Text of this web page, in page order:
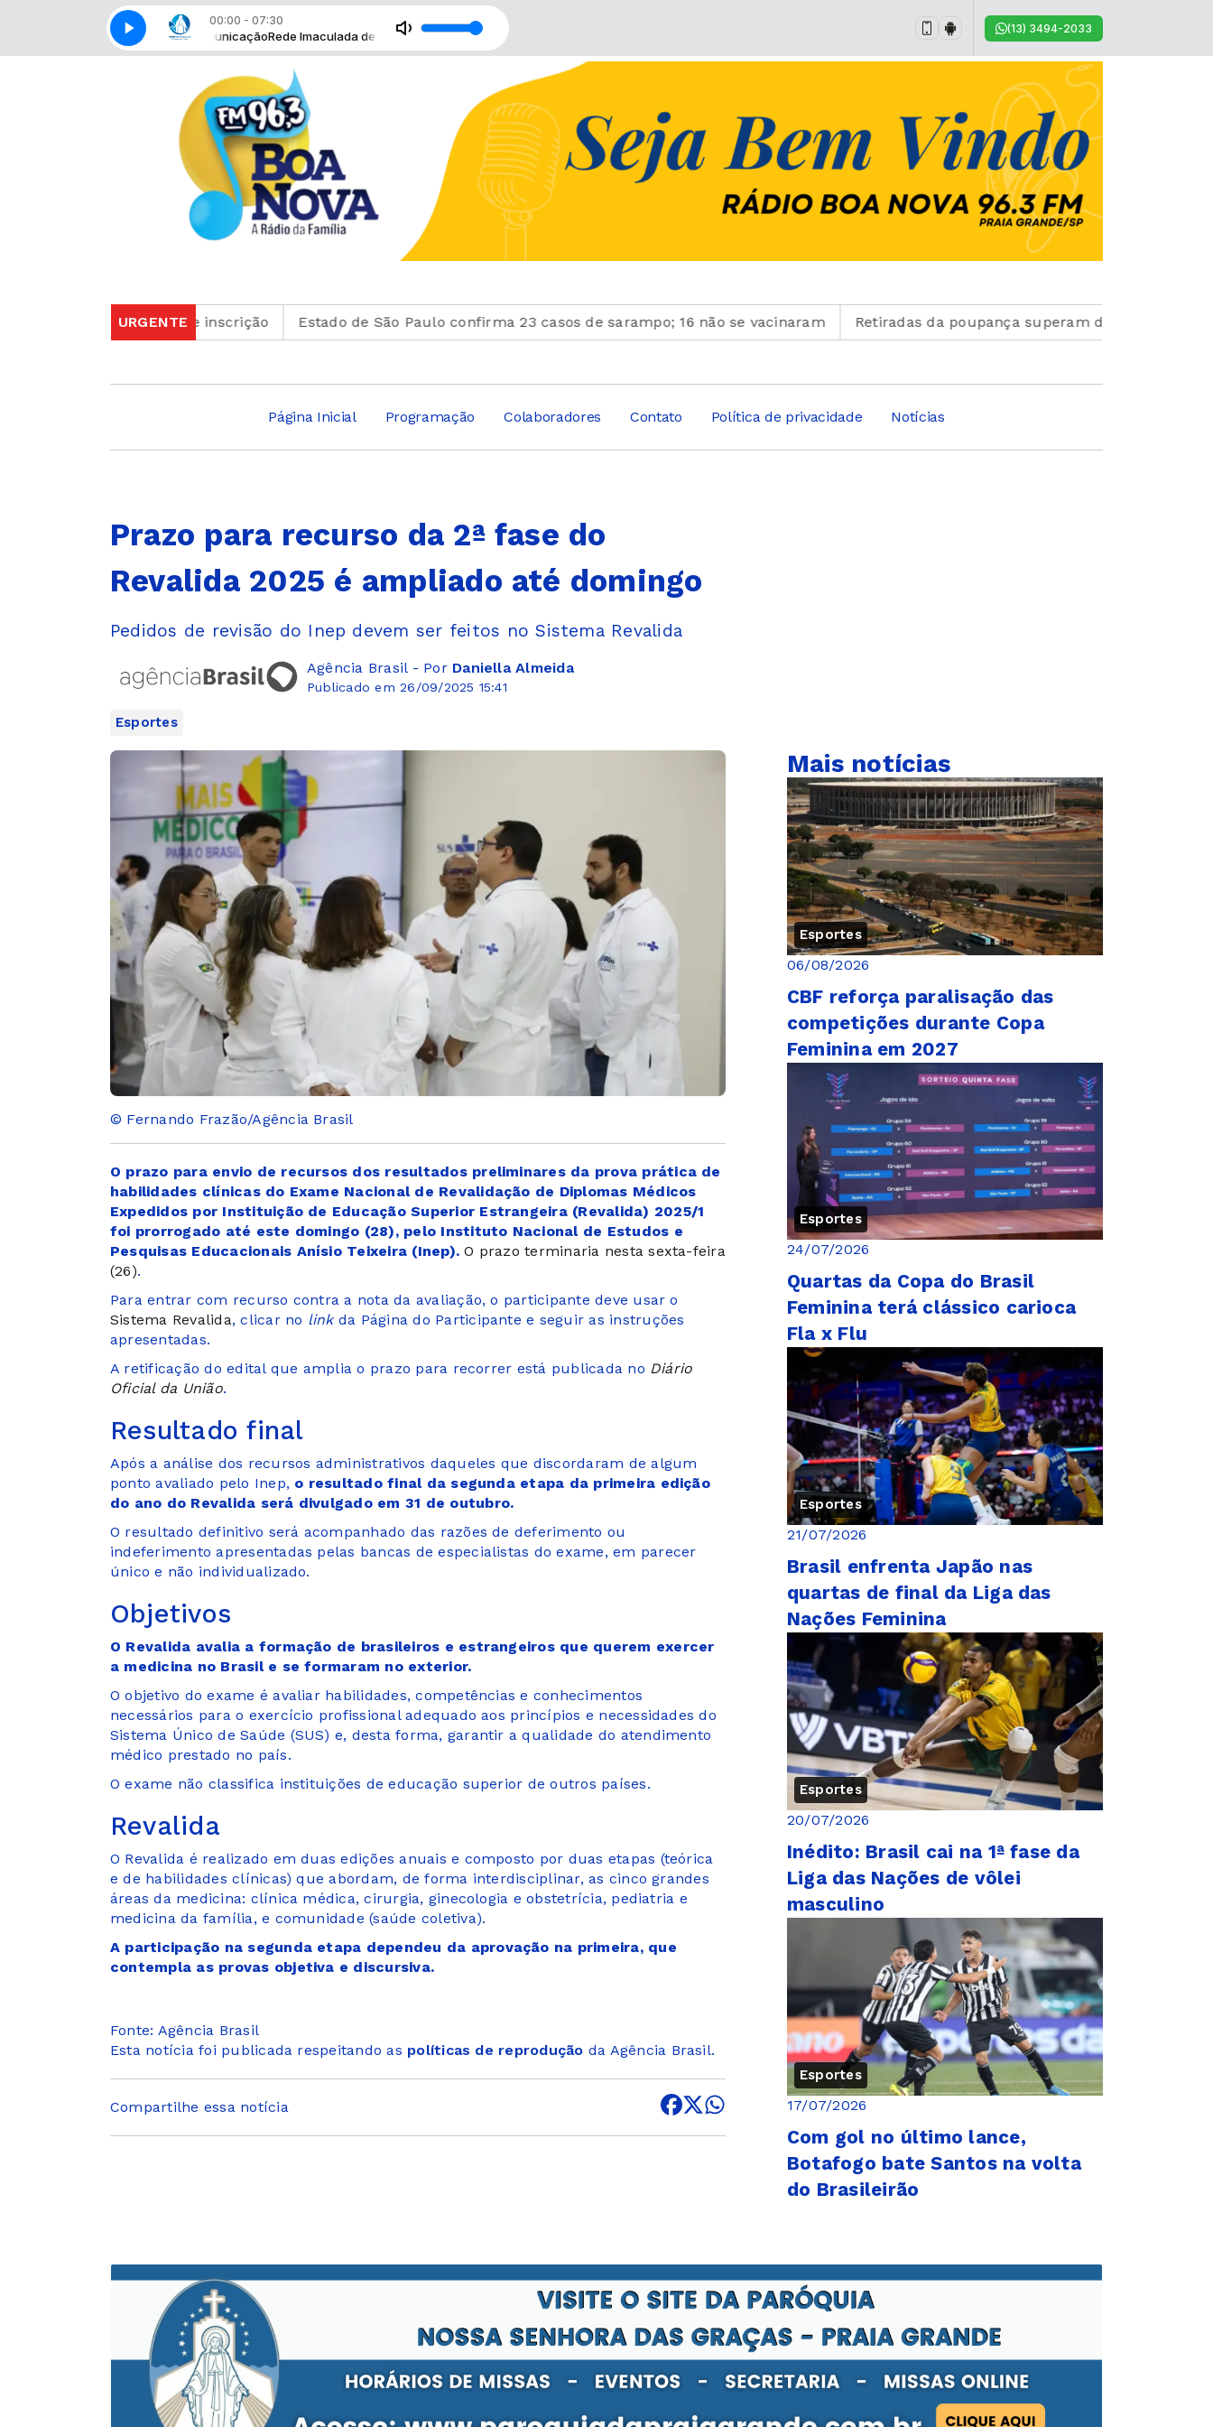
00:00 - 07:30
Imaculada de Comunicação Rede Imaculada de Comunicação - Retransmissão com Rede Imaculada de Comunicação
(13) 3494-2033
URGENTE
o cartão de inscrição Estado de São Paulo confirma 23 casos de sarampo; 16 não se vacinaram Retiradas da poupança superam depósitos em R$ 7,15
Página Inicial Programação Colaboradores Contato Política de privacidade Notícias
Prazo para recurso da 2ª fase do
Revalida 2025 é ampliado até domingo
Pedidos de revisão do Inep devem ser feitos no Sistema Revalida
Agência Brasil - Por Daniella Almeida
Publicado em 26/09/2025 15:41
Esportes
© Fernando Frazão/Agência Brasil
O prazo para envio de recursos dos resultados preliminares da prova prática de
habilidades clínicas do Exame Nacional de Revalidação de Diplomas Médicos
Expedidos por Instituição de Educação Superior Estrangeira (Revalida) 2025/1
foi prorrogado até este domingo (28), pelo Instituto Nacional de Estudos e
Pesquisas Educacionais Anísio Teixeira (Inep). O prazo terminaria nesta sexta-feira
(26).
Para entrar com recurso contra a nota da avaliação, o participante deve usar o
Sistema Revalida, clicar no linkda Página do Participante e seguir as instruções
apresentadas.
A retificação do edital que amplia o prazo para recorrer está publicada no Diário
Oficial da União.
Resultado final
Após a análise dos recursos administrativos daqueles que discordaram de algum
ponto avaliado pelo Inep, o resultado final da segunda etapa da primeira edição
do ano do Revalida será divulgado em 31 de outubro.
O resultado definitivo será acompanhado das razões de deferimento ou
indeferimento apresentadas pelas bancas de especialistas do exame, em parecer
único e não individualizado.
Objetivos
O Revalida avalia a formação de brasileiros e estrangeiros que querem exercer
a medicina no Brasil e se formaram no exterior.
O objetivo do exame é avaliar habilidades, competências e conhecimentos
necessários para o exercício profissional adequado aos princípios e necessidades do
Sistema Único de Saúde (SUS) e, desta forma, garantir a qualidade do atendimento
médico prestado no país.
O exame não classifica instituições de educação superior de outros países.
Revalida
O Revalida é realizado em duas edições anuais e composto por duas etapas (teórica
e de habilidades clínicas) que abordam, de forma interdisciplinar, as cinco grandes
áreas da medicina: clínica médica, cirurgia, ginecologia e obstetrícia, pediatria e
medicina da família, e comunidade (saúde coletiva).
A participação na segunda etapa dependeu da aprovação na primeira, que
contempla as provas objetiva e discursiva.
Fonte: Agência Brasil
Esta notícia foi publicada respeitando as políticas de reprodução da Agência Brasil.
Compartilhe essa notícia
Mais notícias
Esportes
06/08/2026
CBF reforça paralisação das
competições durante Copa
Feminina em 2027
Esportes
24/07/2026
Quartas da Copa do Brasil
Feminina terá clássico carioca
Fla x Flu
Esportes
21/07/2026
Brasil enfrenta Japão nas
quartas de final da Liga das
Nações Feminina
Esportes
20/07/2026
Inédito: Brasil cai na 1ª fase da
Liga das Nações de vôlei
masculino
Esportes
17/07/2026
Com gol no último lance,
Botafogo bate Santos na volta
do Brasileirão